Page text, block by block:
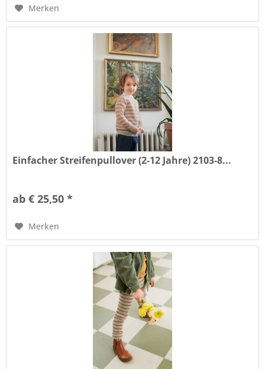
Merken
Einfacher Streifenpullover (2-12 Jahre) 2103-8...
ab € 25,50 *
Merken